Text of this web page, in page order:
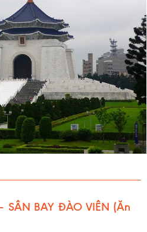
SÂN BAY ĐÀO VIÊN (Ăn